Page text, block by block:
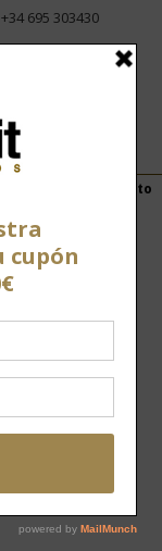
+34 695 303430
Confit de pato